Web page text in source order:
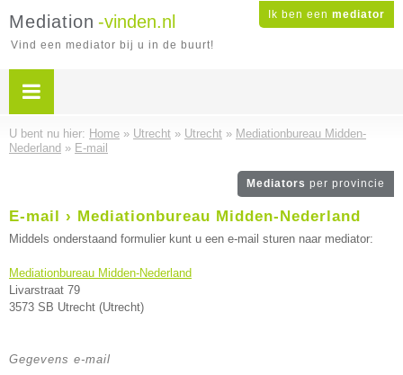
Ik ben een mediator
Mediation -vinden.nl
Vind een mediator bij u in de buurt!
U bent nu hier: Home » Utrecht » Utrecht » Mediationbureau Midden-
Nederland » E-mail
Mediators per provincie
E-mail › Mediationbureau Midden-Nederland
Middels onderstaand formulier kunt u een e-mail sturen naar mediator:
Mediationbureau Midden-Nederland
Livarstraat 79
3573 SB Utrecht (Utrecht)
Gegevens e-mail